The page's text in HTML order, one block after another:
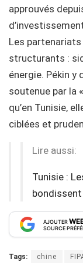
approuvés
Les
structurants :
énergie. Pékin y
soutenue par la
qu’en Tunisie,
ciblées et
Lire aussi:
Tunisie :
AJOUTER
SOURCE
Tags: chine